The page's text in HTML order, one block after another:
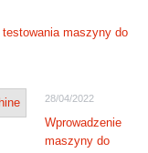
maszyny do
28/04/2022
Wprowadzenie
maszyny do